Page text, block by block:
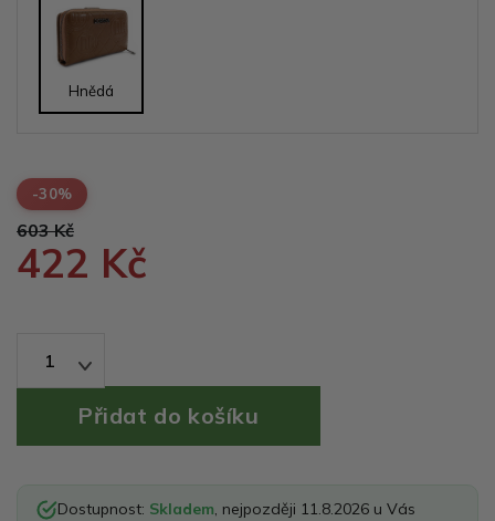
Hnědá
-30%
603 Kč
422 Kč
1
Dostupnost: Skladem, nejpozději 11.8.2026 u Vás